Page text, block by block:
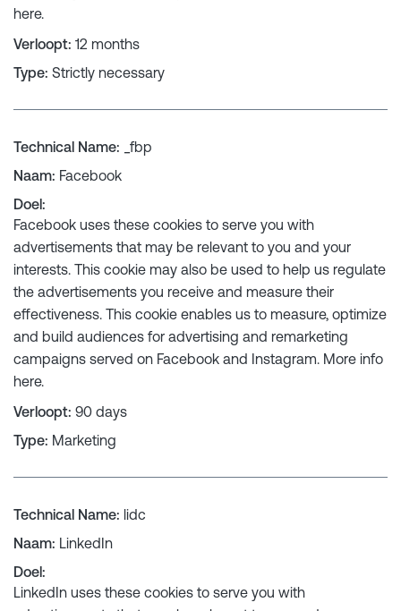
here.
Verloopt: 12 months
Type: Strictly necessary
Technical Name:
_fbp
Naam: Facebook
Doel:
Facebook uses these cookies to serve you with
advertisements that may be relevant to you and your
interests. This cookie may also be used to help us regulate
the advertisements you receive and measure their
effectiveness. This cookie enables us to measure, optimize
and build audiences for advertising and remarketing
campaigns served on Facebook and Instagram. More info
here.
Verloopt: 90 days
Type: Marketing
Technical Name: lidc
Naam: LinkedIn
Doel:
LinkedIn uses these cookies to serve you with